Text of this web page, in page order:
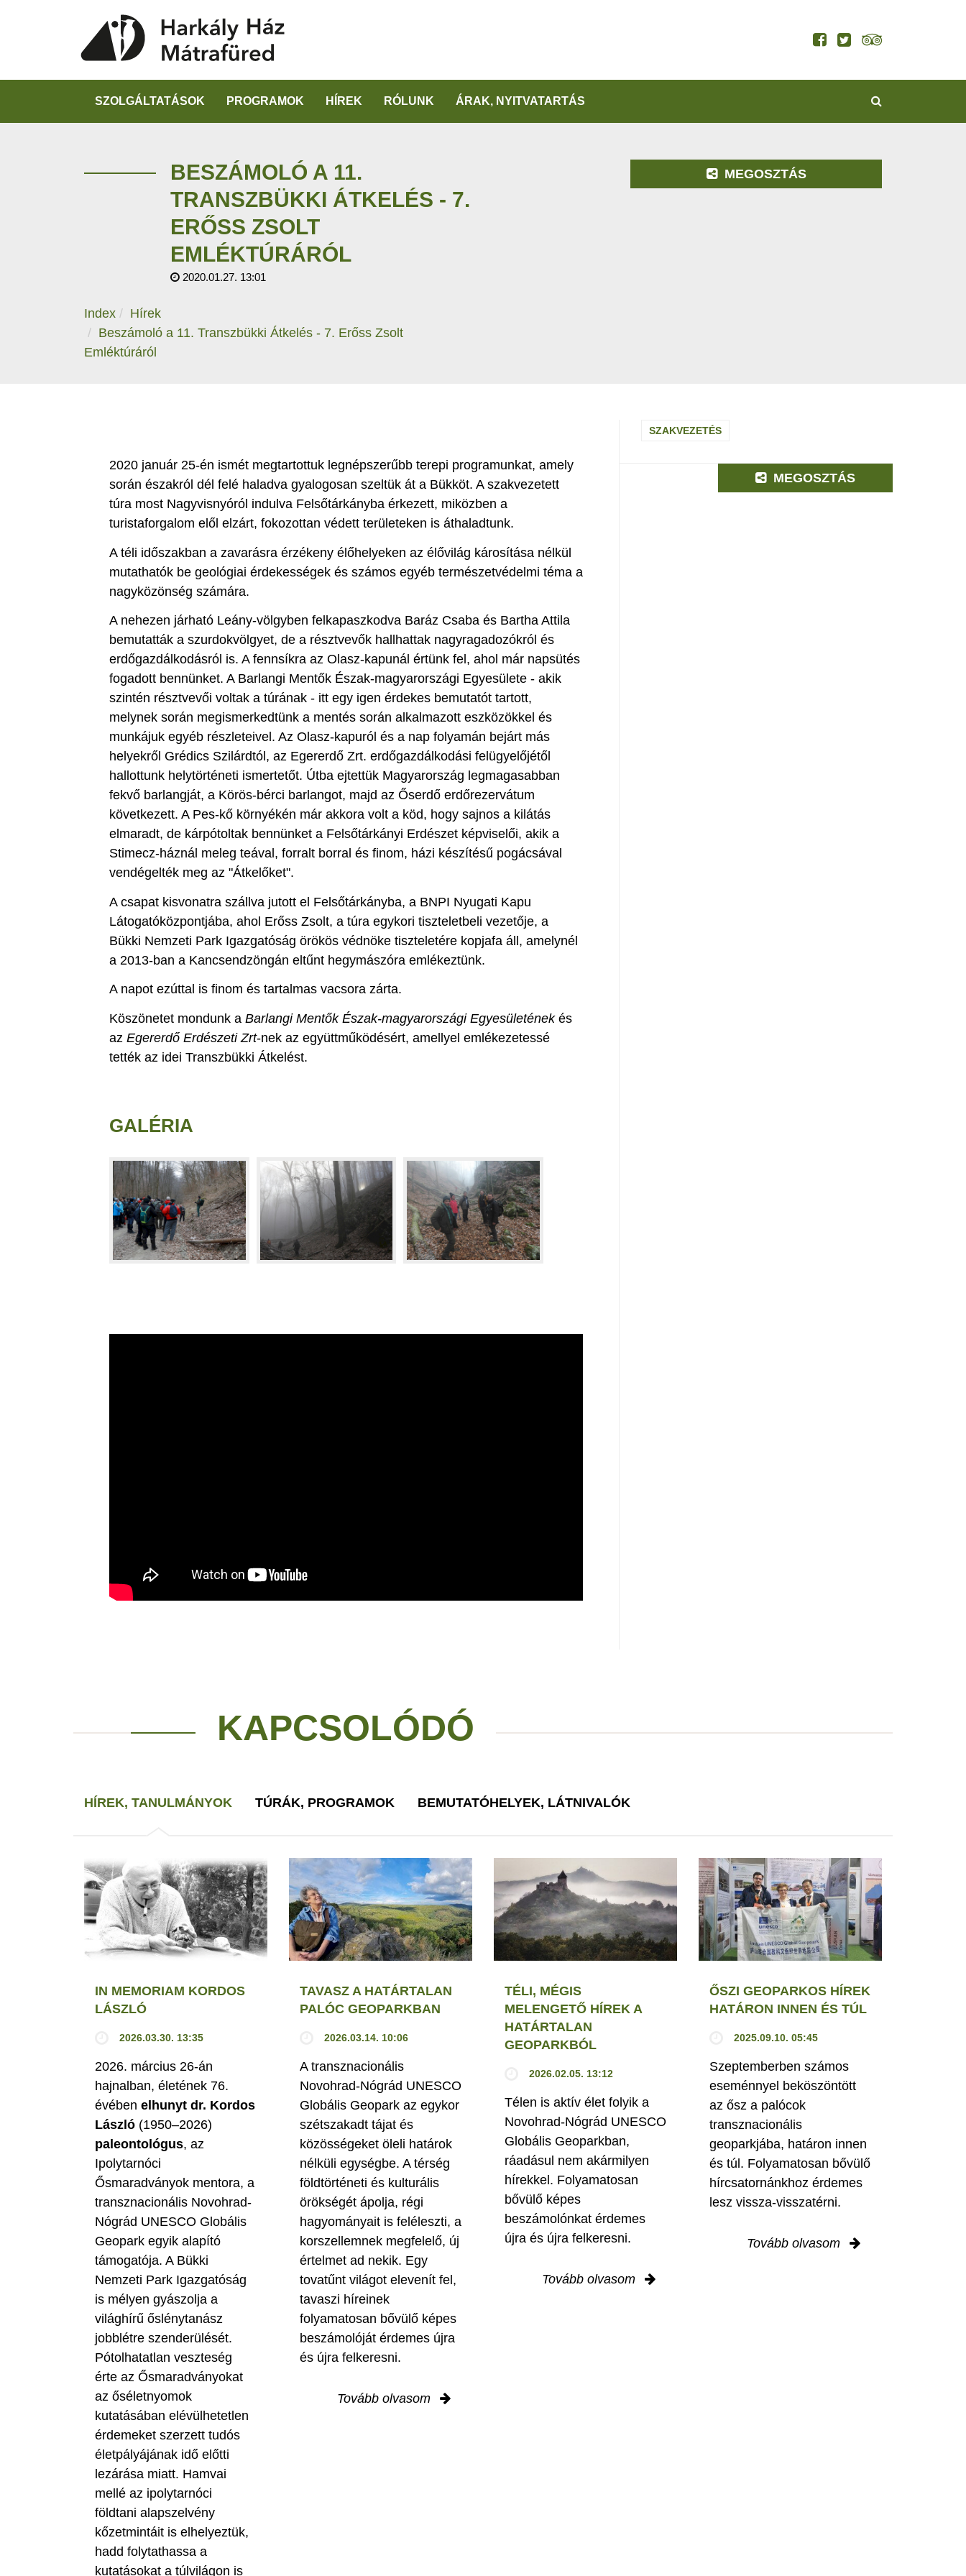
SZOLGÁLTATÁSOK PROGRAMOK HÍREK RÓLUNK ÁRAK, NYITVATARTÁS
BESZÁMOLÓ A 11.
TRANSZBÜKKI ÁTKELÉS - 7.
ERŐSS ZSOLT
EMLÉKTÚRÁRÓL
2020.01.27. 13:01
Index
Hírek
Beszámoló a 11. Transzbükki Átkelés - 7. Erőss Zsolt
Emléktúráról
MEGOSZTÁS
2020 január 25-én ismét megtartottuk legnépszerűbb terepi programunkat, amely
során északról dél felé haladva gyalogosan szeltük át a Bükköt. A szakvezetett
túra most Nagyvisnyóról indulva Felsőtárkányba érkezett, miközben a
turistaforgalom elől elzárt, fokozottan védett területeken is áthaladtunk.
A téli időszakban a zavarásra érzékeny élőhelyeken az élővilág károsítása nélkül
mutathatók be geológiai érdekességek és számos egyéb természetvédelmi téma a
nagyközönség számára.
A nehezen járható Leány-völgyben felkapaszkodva Baráz Csaba és Bartha Attila
bemutatták a szurdokvölgyet, de a résztvevők hallhattak nagyragadozókról és
erdőgazdálkodásról is. A fennsíkra az Olasz-kapunál értünk fel, ahol már napsütés
fogadott bennünket. A Barlangi Mentők Észak-magyarországi Egyesülete - akik
szintén résztvevői voltak a túrának - itt egy igen érdekes bemutatót tartott,
melynek során megismerkedtünk a mentés során alkalmazott eszközökkel és
munkájuk egyéb részleteivel. Az Olasz-kapuról és a nap folyamán bejárt más
helyekről Grédics Szilárdtól, az Egererdő Zrt. erdőgazdálkodási felügyelőjétől
hallottunk helytörténeti ismertetőt. Útba ejtettük Magyarország legmagasabban
fekvő barlangját, a Körös-bérci barlangot, majd az Őserdő erdőrezervátum
következett. A Pes-kő környékén már akkora volt a köd, hogy sajnos a kilátás
elmaradt, de kárpótoltak bennünket a Felsőtárkányi Erdészet képviselői, akik a
Stimecz-háznál meleg teával, forralt borral és finom, házi készítésű pogácsával
vendégelték meg az "Átkelőket".
A csapat kisvonatra szállva jutott el Felsőtárkányba, a BNPI Nyugati Kapu
Látogatóközpontjába, ahol Erőss Zsolt, a túra egykori tiszteletbeli vezetője, a
Bükki Nemzeti Park Igazgatóság örökös védnöke tiszteletére kopjafa áll, amelynél
a 2013-ban a Kancsendzöngán eltűnt hegymászóra emlékeztünk.
A napot ezúttal is finom és tartalmas vacsora zárta.
Köszönetet mondunk a Barlangi Mentők Észak-magyarországi Egyesületénekés
az Egererdő Erdészeti Zrt-nek az együttműködésért, amellyel emlékezetessé
tették az idei Transzbükki Átkelést.
GALÉRIA
SZAKVEZETÉS
MEGOSZTÁS
KAPCSOLÓDÓ
HÍREK, TANULMÁNYOK TÚRÁK, PROGRAMOK BEMUTATÓHELYEK, LÁTNIVALÓK
IN MEMORIAM KORDOS
LÁSZLÓ
2026.03.30. 13:35
2026. március 26-án
hajnalban, életének 76.
évében elhunyt dr. Kordos
László (1950–2026)
paleontológus, az
Ipolytarnóci
Ősmaradványok mentora, a
transznacionális Novohrad-
Nógrád UNESCO Globális
Geopark egyik alapító
támogatója. A Bükki
Nemzeti Park Igazgatóság
is mélyen gyászolja a
világhírű őslénytanász
jobblétre szenderülését.
Pótolhatatlan veszteség
érte az Ősmaradványokat
az őséletnyomok
kutatásában elévülhetetlen
érdemeket szerzett tudós
életpályájának idő előtti
lezárása miatt. Hamvai
mellé az ipolytarnóci
földtani alapszelvény
kőzetmintáit is elhelyeztük,
hadd folytathassa a
kutatásokat a túlvilágon is
TAVASZ A HATÁRTALAN
PALÓC GEOPARKBAN
2026.03.14. 10:06
A transznacionális
Novohrad-Nógrád UNESCO
Globális Geopark az egykor
szétszakadt tájat és
közösségeket öleli határok
nélküli egységbe. A térség
földtörténeti és kulturális
örökségét ápolja, régi
hagyományait is feléleszti, a
korszellemnek megfelelő, új
értelmet ad nekik. Egy
tovatűnt világot elevenít fel,
tavaszi híreinek
folyamatosan bővülő képes
beszámolóját érdemes újra
és újra felkeresni.
Tovább olvasom
TÉLI, MÉGIS
MELENGETŐ HÍREK A
HATÁRTALAN
GEOPARKBÓL
2026.02.05. 13:12
Télen is aktív élet folyik a
Novohrad-Nógrád UNESCO
Globális Geoparkban,
ráadásul nem akármilyen
hírekkel. Folyamatosan
bővülő képes
beszámolónkat érdemes
újra és újra felkeresni.
Tovább olvasom
ŐSZI GEOPARKOS HÍREK
HATÁRON INNEN ÉS TÚL
2025.09.10. 05:45
Szeptemberben számos
eseménnyel beköszöntött
az ősz a palócok
transznacionális
geoparkjába, határon innen
és túl. Folyamatosan bővülő
hírcsatornánkhoz érdemes
lesz vissza-visszatérni.
Tovább olvasom